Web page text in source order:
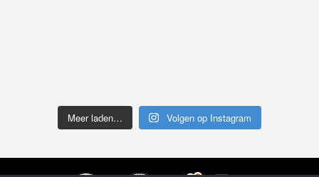
Meer laden… Volgen op Instagram